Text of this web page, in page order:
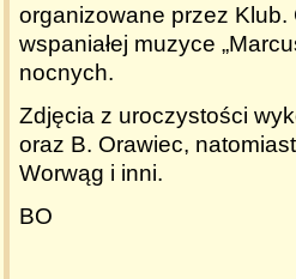
organizowane przez
wspaniałej muzyce
nocnych.
Zdjęcia z uroczystości
oraz B. Orawiec,
Worwąg i inni.
BO